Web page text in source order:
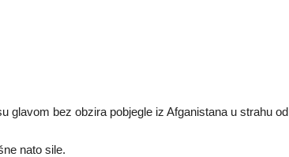
glavom bez obzira pobjegle iz Afganistana u strahu od
nato sile.